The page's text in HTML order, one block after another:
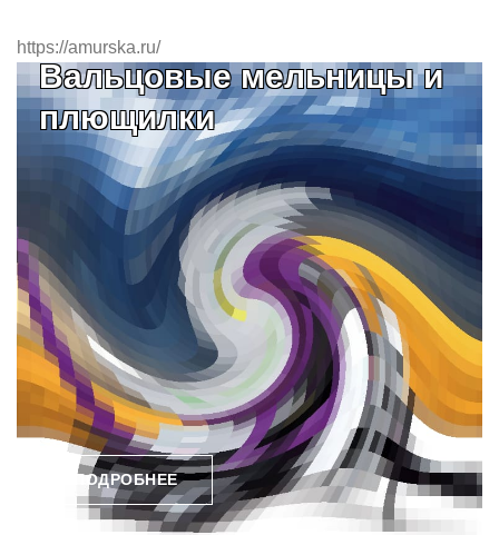
https://amurska.ru/
Вальцовые мельницы и
плющилки
ПОДРОБНЕЕ